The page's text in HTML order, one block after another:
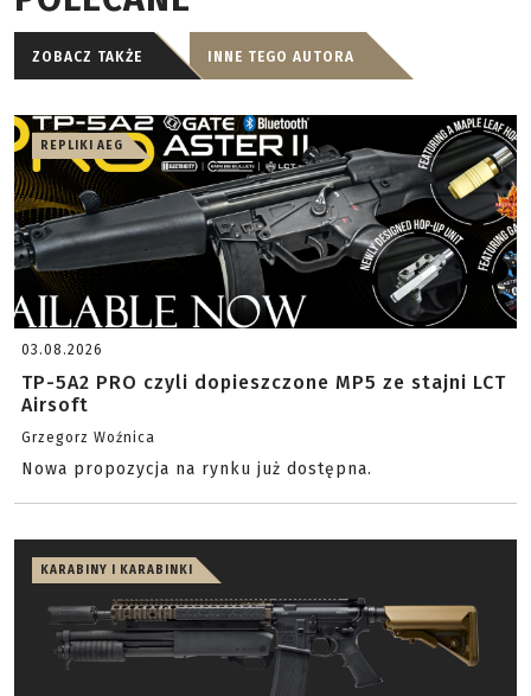
ZOBACZ TAKŻE INNE TEGO AUTORA
REPLIKI AEG
03.08.2026
TP-5A2 PRO czyli dopieszczone MP5 ze stajni LCT
Airsoft
Grzegorz Woźnica
Nowa propozycja na rynku już dostępna.
KARABINY I KARABINKI